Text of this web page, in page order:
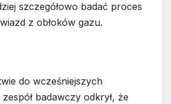
szczegółowo badać proces
z obłoków gazu.
do wcześniejszych
badawczy odkrył, że